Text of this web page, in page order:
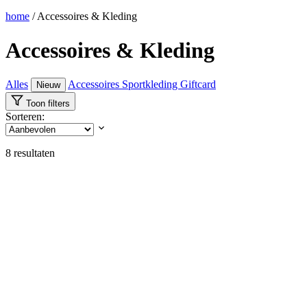
home / Accessoires & Kleding
Accessoires & Kleding
Alles Nieuw Accessoires Sportkleding Giftcard
Toon filters
Sorteren:
8 resultaten